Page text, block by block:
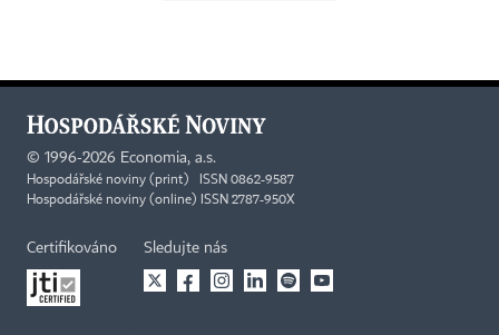
© 1996-2026 Economia, a.s.
Hospodářské noviny (print) ISSN 0862-9587
Hospodářské noviny (online) ISSN 2787-950X
Certifikováno Sledujte nás